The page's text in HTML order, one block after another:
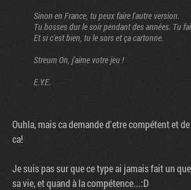
Sinon en France, tu peux faire l'autre version.
Tu bosses dur le soir pendant des années. Tu
Et si c'est bien, tu le sors et ça cartonne.
Streum On, j'aime votre jeu !
E.Y.E.
Ouhla, mais ca demande d'etre compétent et
ca!
Je suis pas sur que ce type ai jamais fait un
sa vie, et quand à la compétence...:D